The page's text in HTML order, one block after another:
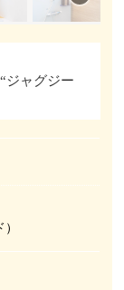
ジャグジー